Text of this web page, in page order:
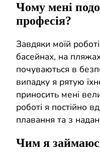
Чому мені
професія?
Завдяки моїй
басейнах, на
почуваються в
випадку я рятую
приносить мені
роботі я постійно
плавання та з
Чим я